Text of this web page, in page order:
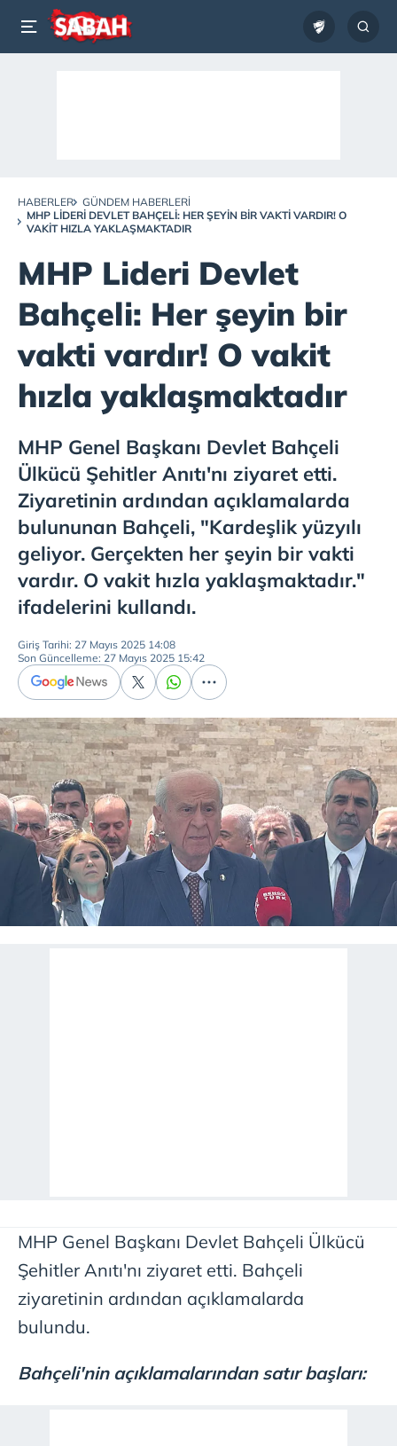
HABERLER
GÜNDEM HABERLERI
MHP LIDERI DEVLET BAHÇELI: HER ŞEYIN BIR VAKTI VARDIR! O
VAKIT HIZLA YAKLAŞMAKTADIR
MHP Lideri Devlet
Bahçeli: Her şeyin bir
vakti vardır! O vakit
hızla yaklaşmaktadır
MHP Genel Başkanı Devlet Bahçeli
Ülkücü Şehitler Anıtı'nı ziyaret etti.
Ziyaretinin ardından açıklamalarda
bulununan Bahçeli, "Kardeşlik yüzyılı
geliyor. Gerçekten her şeyin bir vakti
vardır. O vakit hızla yaklaşmaktadır."
ifadelerini kullandı.
Giriş Tarihi: 27 Mayıs 2025 14:08
Son Güncelleme: 27 Mayıs 2025 15:42
MHP Genel Başkanı Devlet Bahçeli Ülkücü
Şehitler Anıtı'nı ziyaret etti. Bahçeli
ziyaretinin ardından açıklamalarda
bulundu.
Bahçeli'nin açıklamalarından satır başları: